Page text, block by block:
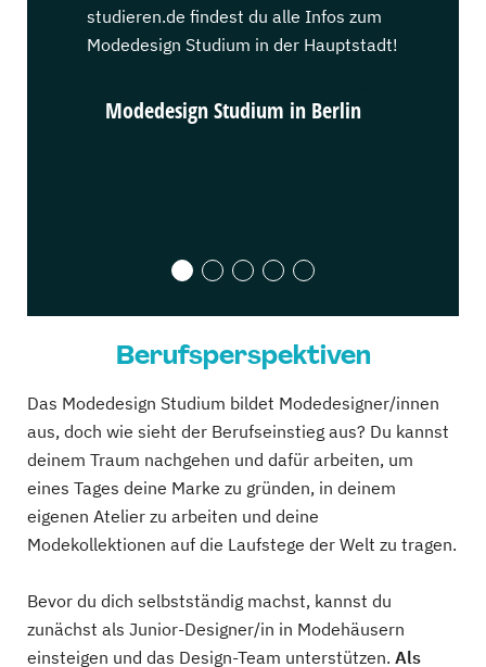
studieren.de findest du alle Infos zum
Modedesign Studium in der Hauptstadt!
Modedesign Studium in Berlin
Berufsperspektiven
Das Modedesign Studium bildet Modedesigner/innen
aus, doch wie sieht der Berufseinstieg aus? Du kannst
deinem Traum nachgehen und dafür arbeiten, um
eines Tages deine Marke zu gründen, in deinem
eigenen Atelier zu arbeiten und deine
Modekollektionen auf die Laufstege der Welt zu tragen.
Bevor du dich selbstständig machst, kannst du
zunächst als Junior-Designer/in in Modehäusern
einsteigen und das Design-Team unterstützen. Als